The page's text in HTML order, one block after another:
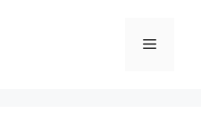
Menu